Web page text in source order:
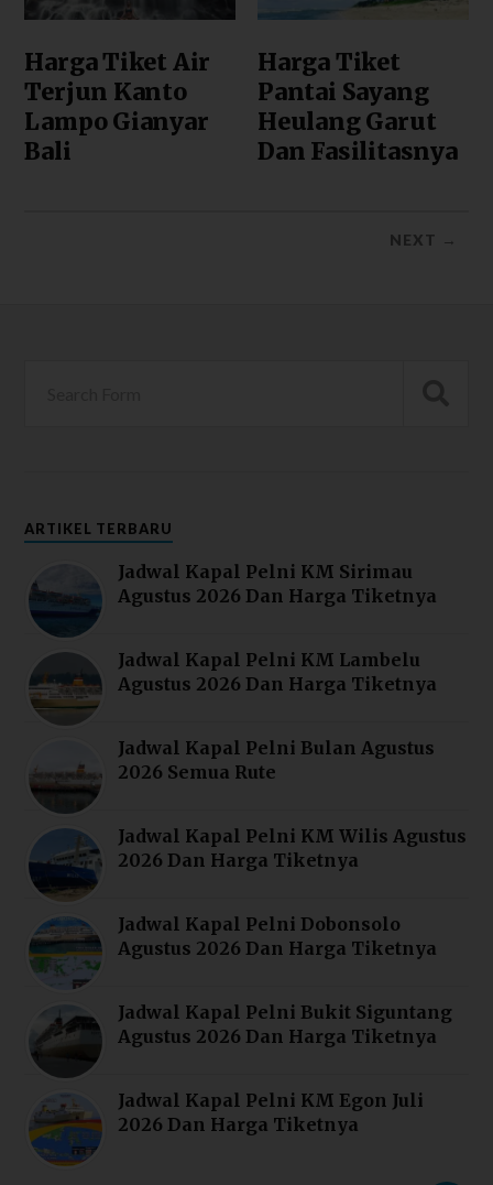
Harga Tiket Air
Terjun Kanto
Lampo Gianyar
Bali
Harga Tiket
Pantai Sayang
Heulang Garut
Dan Fasilitasnya
NEXT →
ARTIKEL TERBARU
Jadwal Kapal Pelni KM Sirimau
Agustus 2026 Dan Harga Tiketnya
Jadwal Kapal Pelni KM Lambelu
Agustus 2026 Dan Harga Tiketnya
Jadwal Kapal Pelni Bulan Agustus
2026 Semua Rute
Jadwal Kapal Pelni KM Wilis Agustus
2026 Dan Harga Tiketnya
Jadwal Kapal Pelni Dobonsolo
Agustus 2026 Dan Harga Tiketnya
Jadwal Kapal Pelni Bukit Siguntang
Agustus 2026 Dan Harga Tiketnya
Jadwal Kapal Pelni KM Egon Juli
2026 Dan Harga Tiketnya